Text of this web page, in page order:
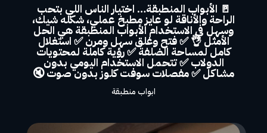
🚪 الأبواب المنطبقة… اختيار الناس اللي بتحب
الراحة والأناقة لو عايز مطبخ عملي، شكله شيك،
وسهل في الاستخدام الأبواب المنطبقة هي الحل
الأمثل 👌 ✅ فتح وغلق سهل ومرن ✅ استغلال
كامل لمساحة الضلفة ✅ رؤية كاملة لمحتويات
الدولاب ✅ تتحمل الاستخدام اليومي بدون
مشاكل ✅ مفصلات سوفت كلوز بدون صوت 🔇
ابواب منطبقة